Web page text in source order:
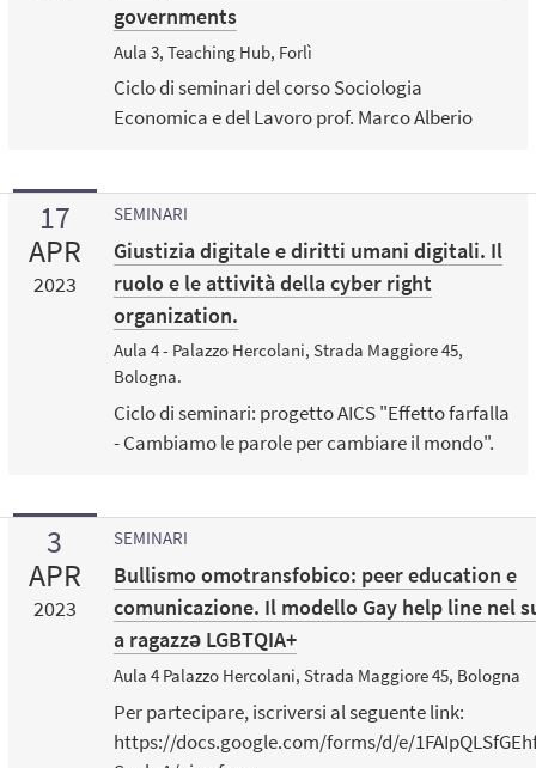
governments
Aula 3, Teaching Hub, Forlì
Ciclo di seminari del corso Sociologia
Economica e del Lavoro prof. Marco Alberio
17
APR
2023
SEMINARI
Giustizia digitale e diritti umani digitali. Il
ruolo e le attività della cyber right
organization.
Aula 4 - Palazzo Hercolani, Strada Maggiore 45,
Bologna.
Ciclo di seminari: progetto AICS "Effetto farfalla
- Cambiamo le parole per cambiare il mondo".
3
APR
2023
SEMINARI
Bullismo omotransfobico: peer education e
comunicazione. Il modello Gay help line nel
a ragazzǝ LGBTQIA+
Aula 4 Palazzo Hercolani, Strada Maggiore 45, Bologna
Per partecipare, iscriversi al seguente link:
https://docs.google.com/forms/d/e/